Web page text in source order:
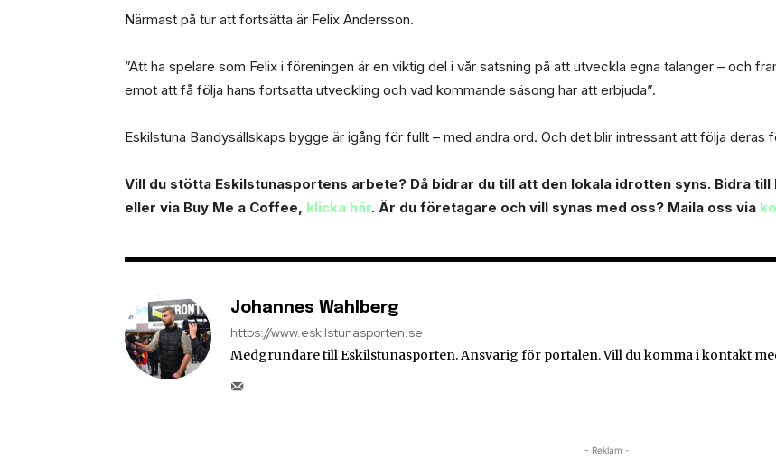
Närmast på tur att fortsätta är Felix Andersson.
”Att ha spelare som Felix i föreningen är en viktig del i vår satsning på att utveckla egna talanger – och
emot att få följa hans fortsatta utveckling och vad kommande säsong har att erbjuda”.
Eskilstuna Bandysällskaps bygge är igång för fullt – med andra ord. Och det blir intressant att följa
Vill du stötta Eskilstunasportens arbete? Då bidrar du till att den lokala idrotten syns. Bidra till
eller via Buy Me a Coffee, klicka här. Är du företagare och vill synas med oss? Maila oss via
Johannes Wahlberg
https://www.eskilstunasporten.se
Medgrundare till Eskilstunasporten. Ansvarig för portalen. Vill du komma i kontakt
- Reklam -